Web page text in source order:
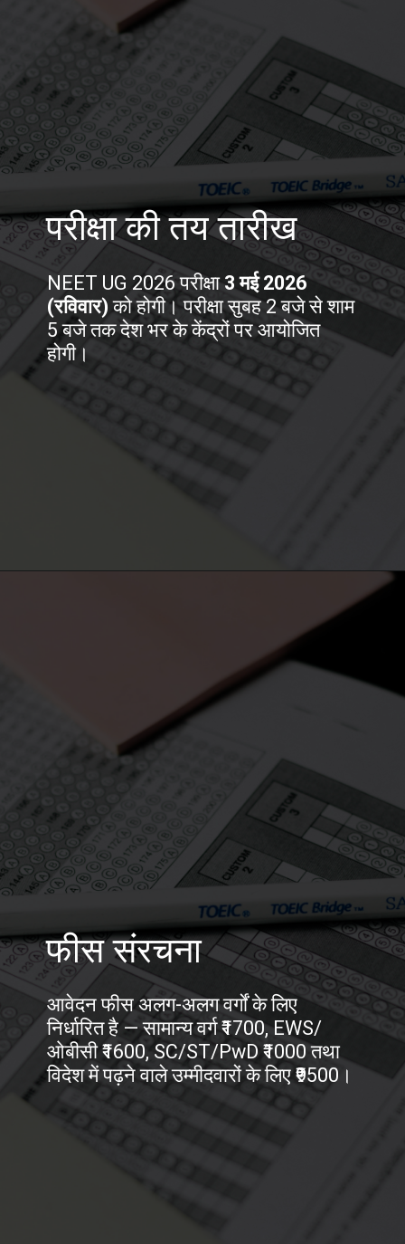
परीक्षा की तय तारीख
NEET UG 2026 परीक्षा3 मई 2026
(रविवार) को होगी। परीक्षा सुबह 2 बजे से शाम
5 बजे तक देश भर के केंद्रों पर आयोजित
होगी।
फीस संरचना
आवेदन फीस अलग-अलग वर्गों के लिए
निर्धारित है — सामान्य वर्ग ₹1700, EWS/
ओबीसी ₹1600, SC/ST/PwD ₹1000 तथा
विदेश में पढ़ने वाले उम्मीदवारों के लिए ₹9500।